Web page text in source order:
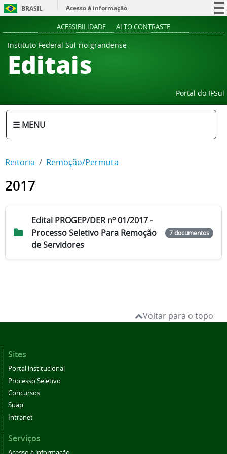
BRASIL
Acesso à informação
ACESSIBILIDADE ALTO CONTRASTE
Instituto Federal Sul-rio-grandense
Editais
Portal do IFSul
☰ MENU
Reitoria Remoção/Permuta
2017
Edital PROGEP/DER nº 01/2017 -
Processo Seletivo Para Remoção
de Servidores
7 documentos
Voltar para o topo
Sites
Portal institucional
Processo Seletivo
Concursos
Suap
Intranet
Serviços